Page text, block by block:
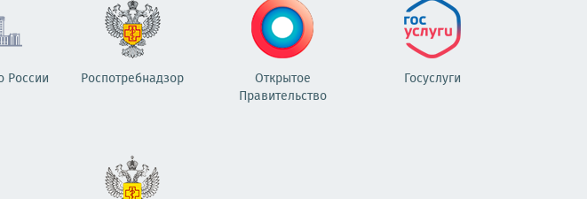
России Роспотребнадзор
Открытое
Правительство
Госуслуги